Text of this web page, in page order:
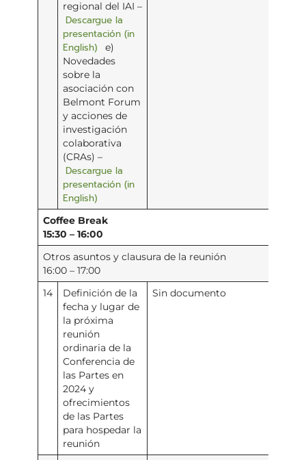
regional del IAI –
Descargue la
presentación (in
English)e)
Novedades
sobre la
asociación con
Belmont Forum
y acciones de
investigación
colaborativa
(CRAs) –
Descargue la
presentación (in
English)
Coffee Break
15:30 – 16:00
Otros asuntos y clausura de la reunión
16:00 – 17:00
14
Definición de la
fecha y lugar de
la próxima
reunión
ordinaria de la
Conferencia de
las Partes en
2024 y
ofrecimientos
de las Partes
para hospedar la
reunión
Sin documento